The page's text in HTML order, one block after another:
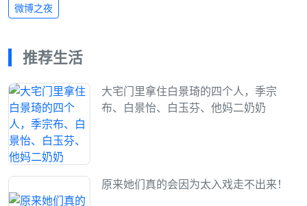
微博之夜
推荐生活
大宅门里拿住白景琦的四个人，季宗
布、白景怡、白玉芬、他妈二奶奶
原来她们真的会因为太入戏走不出来！